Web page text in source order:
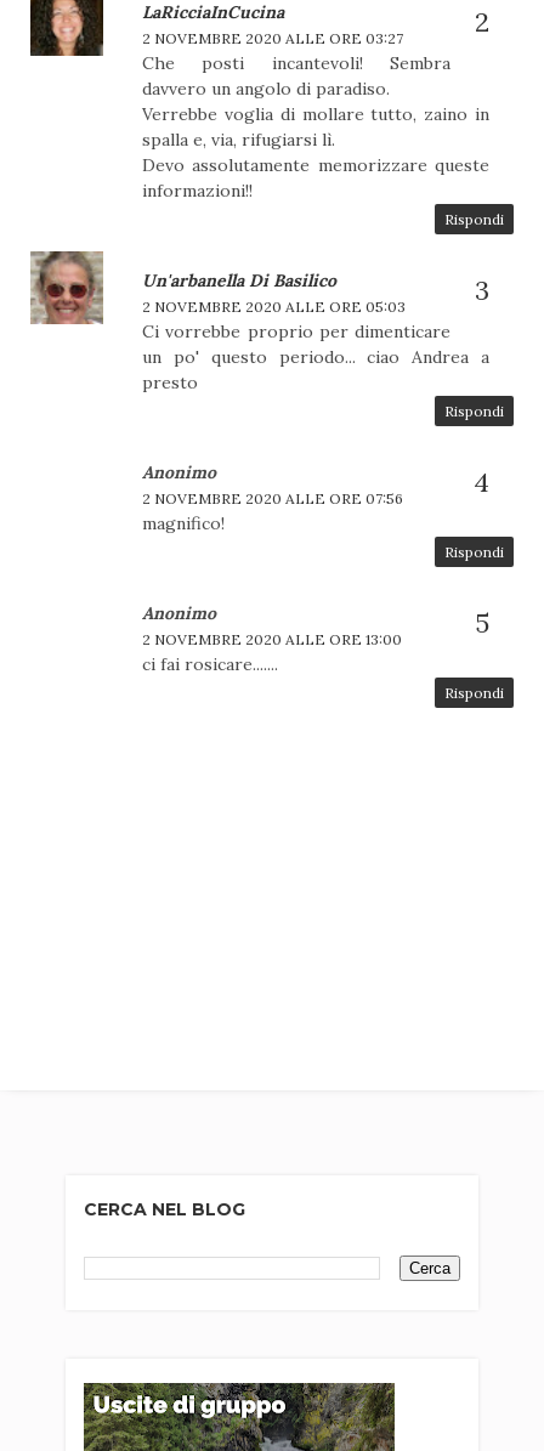
LaRicciaInCucina
2 NOVEMBRE 2020 ALLE ORE 03:27
Che posti incantevoli! Sembra
davvero un angolo di paradiso.
Verrebbe voglia di mollare tutto, zaino in
spalla e, via, rifugiarsi lì.
Devo assolutamente memorizzare queste
informazioni!!
Rispondi
Un'arbanella Di Basilico
2 NOVEMBRE 2020 ALLE ORE 05:03
Ci vorrebbe proprio per dimenticare
un po' questo periodo... ciao Andrea a
presto
Rispondi
Anonimo
2 NOVEMBRE 2020 ALLE ORE 07:56
magnifico!
Rispondi
Anonimo
2 NOVEMBRE 2020 ALLE ORE 13:00
ci fai rosicare.......
Rispondi
CERCA NEL BLOG